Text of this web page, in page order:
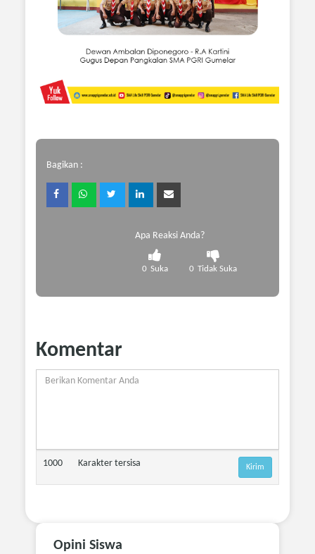
Bagikan :
Apa Reaksi Anda?
0 Suka 0 Tidak Suka
Komentar
1000 Karakter tersisa
Opini Siswa